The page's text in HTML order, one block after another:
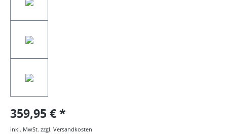
359,95 €
inkl. MwSt. zzgl. Versandkosten